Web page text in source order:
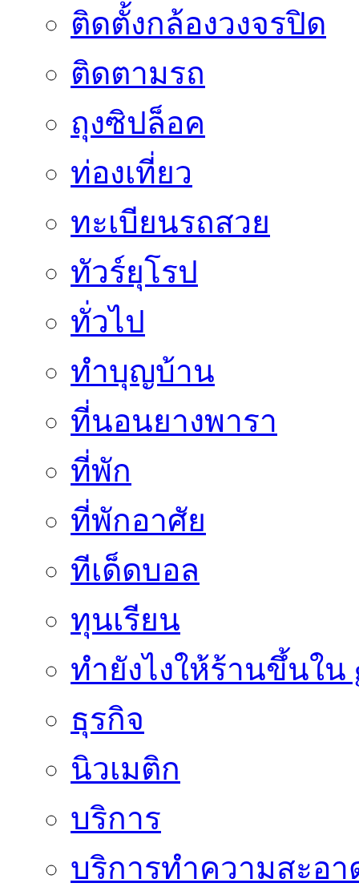
ติดตั้งกล้องวงจรปิด
ติดตามรถ
ถุงซิปล็อค
ท่องเที่ยว
ทะเบียนรถสวย
ทัวร์ยุโรป
ทั่วไป
ทำบุญบ้าน
ที่นอนยางพารา
ที่พัก
ที่พักอาศัย
ทีเด็ดบอล
ทุนเรียน
ทํายังไงให้ร้านขึ้นใน
ธุรกิจ
นิวเมติก
บริการ
บริการทำความสะอา